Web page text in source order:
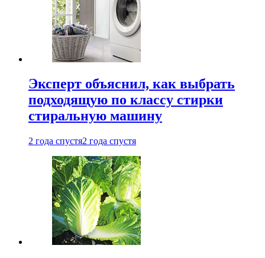
Эксперт объяснил, как выбрать
подходящую по классу стирки
стиральную машину
2 года спустя2 года спустя